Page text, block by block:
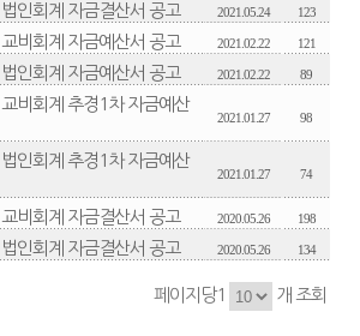
인회계 자금결산서 공고 2021.05.24 123
비회계 자금예산서 공고 2021.02.22 121
인회계 자금예산서 공고 2021.02.22 89
비회계 추경1차 자금예산
2021.01.27 98
인회계 추경1차 자금예산
2021.01.27 74
비회계 자금결산서 공고 2020.05.26 198
인회계 자금결산서 공고 2020.05.26 134
페이지당1 개 조회